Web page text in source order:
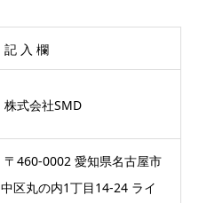
記 入 欄
株式会社SMD
〒460-0002 愛知県名古屋市
中区丸の内1丁目14-24 ライ